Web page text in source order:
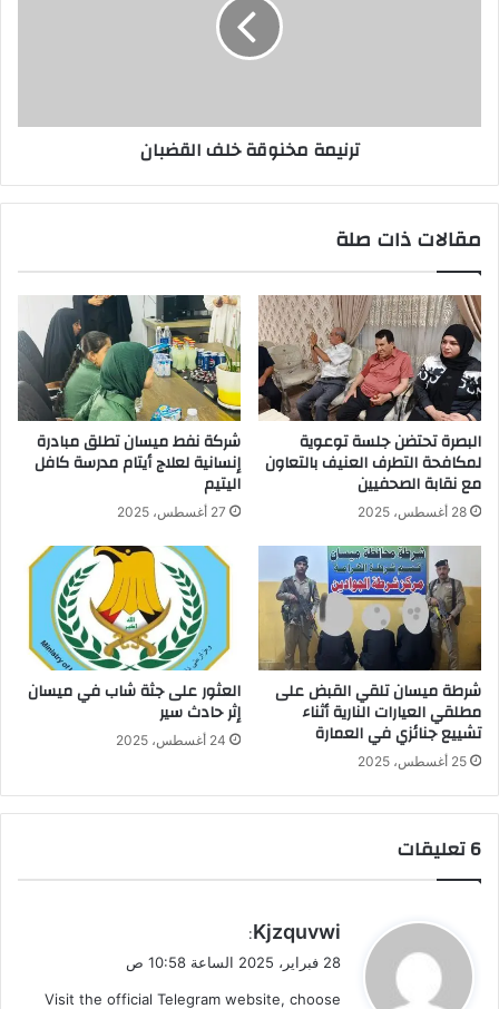
ترنيمة مخنوقة خلف القضبان
مقالات ذات صلة
البصرة تحتضن جلسة توعوية
لمكافحة التطرف العنيف بالتعاون
مع نقابة الصحفيين
28 أغسطس، 2025
شركة نفط ميسان تطلق مبادرة
إنسانية لعلاج أيتام مدرسة كافل
اليتيم
27 أغسطس، 2025
شرطة ميسان تلقي القبض على
مطلقي العيارات النارية أثناء
تشييع جنائزي في العمارة
25 أغسطس، 2025
العثور على جثة شاب في ميسان
إثر حادث سير
24 أغسطس، 2025
‫6 تعليقات
ي
ق
ل
Kjzquvwi
:
28 فبراير، 2025 الساعة 10:58 ص
Visit the official Telegram website, choose